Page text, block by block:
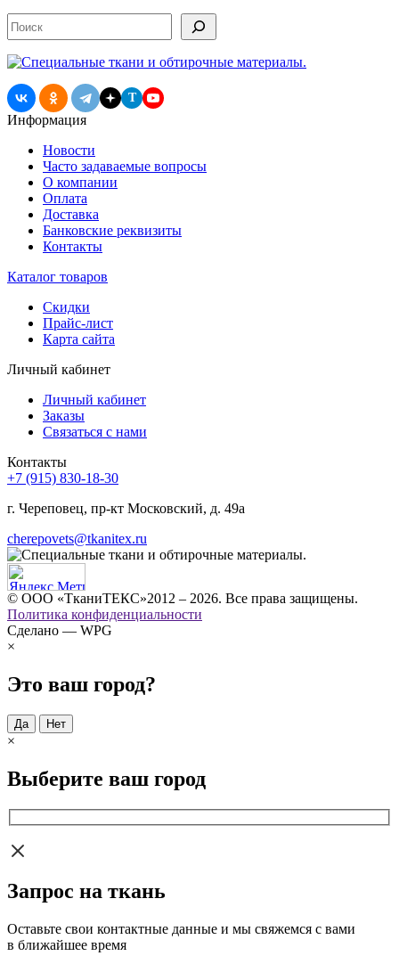
Поиск
T
Информация
Новости
Часто задаваемые вопросы
О компании
Оплата
Доставка
Банковские реквизиты
Контакты
Каталог товаров
Скидки
Прайс-лист
Карта сайта
Личный кабинет
Личный кабинет
Заказы
Связаться с нами
Контакты
+7 (915) 830-18-30
г. Череповец, пр-кт Московский, д. 49а
cherepovets@tkanitex.ru
© ООО «ТканиТЕКС»2012 – 2026. Все права защищены.
Политика конфиденциальности
Сделано — WPG
×
Это ваш город?
Да Нет
×
Выберите ваш город
Запрос на ткань
Оставьте свои контактные данные и мы свяжемся с вами
в ближайшее время